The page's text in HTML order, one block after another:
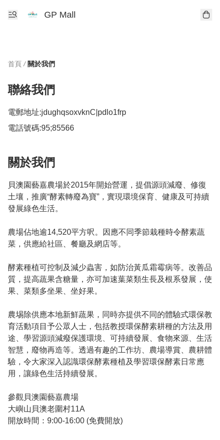
GP Mall
首頁 / 關於我們
聯絡我們
電郵地址:jdughqsoxvknC|pdlo1frp
電話號碼:95;85566
關於我們
貝澳園藝嘉農場於2015年開始營運，提倡源頭減廢、修復
土壤，推廣“酵素轉廢為寶”，實現環境保育、健康及可持續
發展綠色生活。
農場佔地逾14,520平方呎。因應不同季節栽種時令酵素蔬
菜，供應給社區、餐廳及網店等。
酵素種植可控制及減少蟲害，如防治黃瓜霜霉病等。改善品
質，提高蔬果含糖量，亦可加速葉菜類生長及根系發展，使
果、菜類多坐果、坐好果。
農埸除供應本地新鮮蔬果，同時亦提供不同的體驗式環保教
育活動項目予公眾人士，包括教授環保酵素耕種的方法及用
途、學習源頭減癈保護環境、可持續發展、食物來源、生活
智慧，廢物再造等。透過有趣的工作坊、農場導賞、農耕體
驗，令大家深入認識環保酵素種植及學習環保酵素日常應
用，讓綠色生活持續發展。
參觀貝澳園藝嘉農場
大嶼山貝澳老圍村11A
開放時間：9:00-16:00 (免費開放)